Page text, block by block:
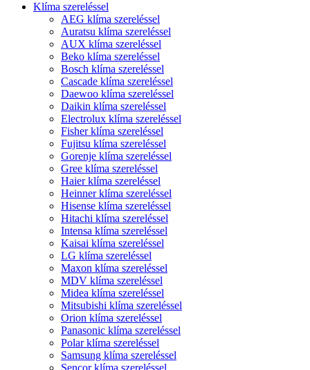
Klíma szereléssel
AEG klíma szereléssel
Auratsu klíma szereléssel
AUX klíma szereléssel
Beko klíma szereléssel
Bosch klíma szereléssel
Cascade klíma szereléssel
Daewoo klíma szereléssel
Daikin klíma szereléssel
Electrolux klíma szereléssel
Fisher klíma szereléssel
Fujitsu klíma szereléssel
Gorenje klíma szereléssel
Gree klíma szereléssel
Haier klíma szereléssel
Heinner klíma szereléssel
Hisense klíma szereléssel
Hitachi klíma szereléssel
Intensa klíma szereléssel
Kaisai klíma szereléssel
LG klíma szereléssel
Maxon klíma szereléssel
MDV klíma szereléssel
Midea klíma szereléssel
Mitsubishi klíma szereléssel
Orion klíma szereléssel
Panasonic klíma szereléssel
Polar klíma szereléssel
Samsung klíma szereléssel
Sencor klíma szereléssel